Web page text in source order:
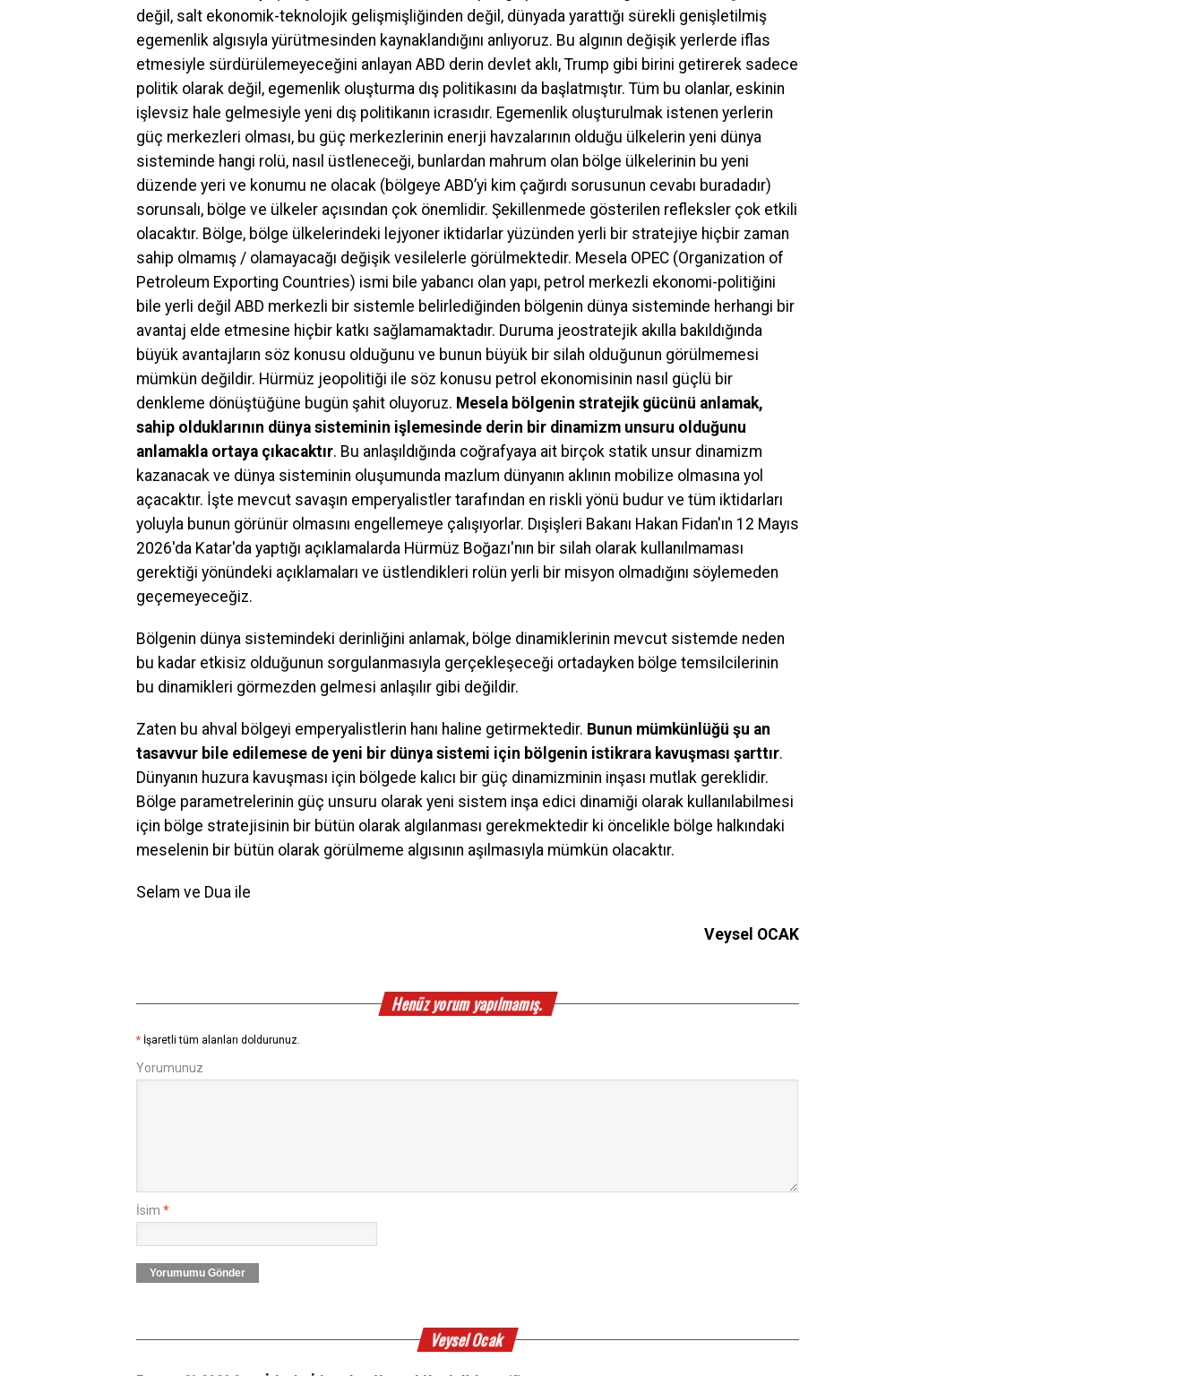
değil, salt ekonomik-teknolojik gelişmişliğinden değil, dünyada yarattığı sürekli genişletilmiş
egemenlik algısıyla yürütmesinden kaynaklandığını anlıyoruz. Bu algının değişik yerlerde iflas
etmesiyle sürdürülemeyeceğini anlayan ABD derin devlet aklı, Trump gibi birini getirerek sadece
politik olarak değil, egemenlik oluşturma dış politikasını da başlatmıştır. Tüm bu olanlar, eskinin
işlevsiz hale gelmesiyle yeni dış politikanın icrasıdır. Egemenlik oluşturulmak istenen yerlerin
güç merkezleri olması, bu güç merkezlerinin enerji havzalarının olduğu ülkelerin yeni dünya
sisteminde hangi rolü, nasıl üstleneceği, bunlardan mahrum olan bölge ülkelerinin bu yeni
düzende yeri ve konumu ne olacak (bölgeye ABD’yi kim çağırdı sorusunun cevabı buradadır)
sorunsalı, bölge ve ülkeler açısından çok önemlidir. Şekillenmede gösterilen refleksler çok etkili
olacaktır. Bölge, bölge ülkelerindeki lejyoner iktidarlar yüzünden yerli bir stratejiye hiçbir zaman
sahip olmamış / olamayacağı değişik vesilelerle görülmektedir. Mesela OPEC (Organization of
Petroleum Exporting Countries) ismi bile yabancı olan yapı, petrol merkezli ekonomi-politiğini
bile yerli değil ABD merkezli bir sistemle belirlediğinden bölgenin dünya sisteminde herhangi bir
avantaj elde etmesine hiçbir katkı sağlamamaktadır. Duruma jeostratejik akılla bakıldığında
büyük avantajların söz konusu olduğunu ve bunun büyük bir silah olduğunun görülmemesi
mümkün değildir. Hürmüz jeopolitiği ile söz konusu petrol ekonomisinin nasıl güçlü bir
denkleme dönüştüğüne bugün şahit oluyoruz. Mesela bölgenin stratejik gücünü anlamak,
sahip olduklarının dünya sisteminin işlemesinde derin bir dinamizm unsuru olduğunu
anlamakla ortaya çıkacaktır. Bu anlaşıldığında coğrafyaya ait birçok statik unsur dinamizm
kazanacak ve dünya sisteminin oluşumunda mazlum dünyanın aklının mobilize olmasına yol
açacaktır. İşte mevcut savaşın emperyalistler tarafından en riskli yönü budur ve tüm iktidarları
yoluyla bunun görünür olmasını engellemeye çalışıyorlar. Dışişleri Bakanı Hakan Fidan'ın 12 Mayıs
2026'da Katar'da yaptığı açıklamalarda Hürmüz Boğazı'nın bir silah olarak kullanılmaması
gerektiği yönündeki açıklamaları ve üstlendikleri rolün yerli bir misyon olmadığını söylemeden
geçemeyeceğiz.
Bölgenin dünya sistemindeki derinliğini anlamak, bölge dinamiklerinin mevcut sistemde neden
bu kadar etkisiz olduğunun sorgulanmasıyla gerçekleşeceği ortadayken bölge temsilcilerinin
bu dinamikleri görmezden gelmesi anlaşılır gibi değildir.
Zaten bu ahval bölgeyi emperyalistlerin hanı haline getirmektedir. Bunun mümkünlüğü şu an
tasavvur bile edilemese de yeni bir dünya sistemi için bölgenin istikrara kavuşması şarttır.
Dünyanın huzura kavuşması için bölgede kalıcı bir güç dinamizminin inşası mutlak gereklidir.
Bölge parametrelerinin güç unsuru olarak yeni sistem inşa edici dinamiği olarak kullanılabilmesi
için bölge stratejisinin bir bütün olarak algılanması gerekmektedir ki öncelikle bölge halkındaki
meselenin bir bütün olarak görülmeme algısının aşılmasıyla mümkün olacaktır.
Selam ve Dua ile
Veysel OCAK
Henüz yorum yapılmamış.
* İşaretli tüm alanları doldurunuz.
Yorumunuz
İsim *
Yorumumu Gönder
Veysel Ocak